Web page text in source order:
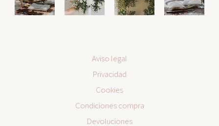
Aviso legal
Privacidad
Cookies
Condiciones compra
Devoluciones